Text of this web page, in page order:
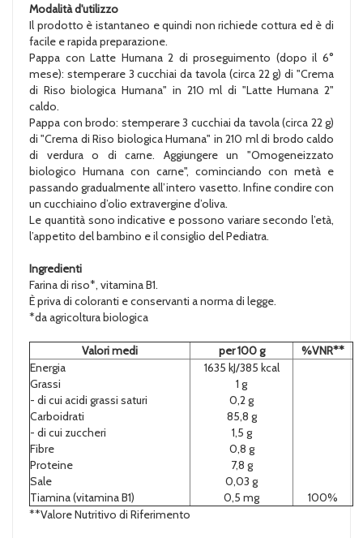
Modalità d'utilizzo
Il prodotto è istantaneo e quindi non richiede cottura ed è di
facile e rapida preparazione.
Pappa con Latte Humana 2 di proseguimento (dopo il 6°
mese): stemperare 3 cucchiai da tavola (circa 22 g) di "Crema
di Riso biologica Humana" in 210 ml di "Latte Humana 2"
caldo.
Pappa con brodo: stemperare 3 cucchiai da tavola (circa 22 g)
di "Crema di Riso biologica Humana" in 210 ml di brodo caldo
di verdura o di carne. Aggiungere un "Omogeneizzato
biologico Humana con carne", cominciando con metà e
passando gradualmente all’intero vasetto. Infine condire con
un cucchiaino d’olio extravergine d’oliva.
Le quantità sono indicative e possono variare secondo l’età,
l’appetito del bambino e il consiglio del Pediatra.
Ingredienti
Farina di riso*, vitamina B1.
È priva di coloranti e conservanti a norma di legge.
*da agricoltura biologica
Valori medi per 100 g
%VNR**
Energia
Grassi
- di cui acidi grassi saturi
Carboidrati
- di cui zuccheri
Fibre
Proteine
Sale
Tiamina (vitamina B1)
1635 kJ/385 kcal
1 g
0,2 g
85,8 g
1,5 g
0,8 g
7,8 g
0,03 g
0,5 mg
100%
**Valore Nutritivo di Riferimento